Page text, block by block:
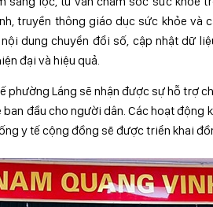
truyền thông giáo dục sức khỏe và
dung chuyển đổi số, cập nhật dữ
đại và hiệu quả.
Láng sẽ nhận được sự hỗ trợ
đầu cho người dân. Các hoạt động
y tế cộng đồng sẽ được triển khai